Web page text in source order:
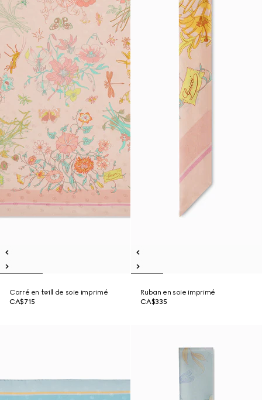
Carré en twill de soie imprimé
CA$715
Ruban en soie imprimé
CA$335